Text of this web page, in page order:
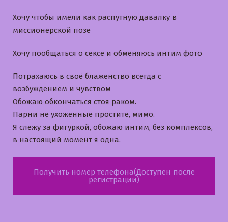
Хочу чтобы имели как распутную давалку в
миссионерской позе
Хочу пообщаться о сексе и обменяюсь интим фото
Потрахаюсь в своё блаженство всегда с
возбуждением и чувством
Обожаю обкончаться стоя раком.
Парни не ухоженные простите, мимо.
Я слежу за фигуркой, обожаю интим, без комплексов,
в настоящий момент я одна.
Получить номер телефона(Доступен после
регистрации)